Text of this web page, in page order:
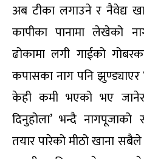
अब टीका लगाउने र नैवेद्य
कापीका पानामा लेखेको
ढोकामा लगी गाईको
कपासका नाग पनि झुण्ड्याएर
केही कमी भएको भए
दिनुहोला’ भन्दै
तयार पारेको मीठो खाना